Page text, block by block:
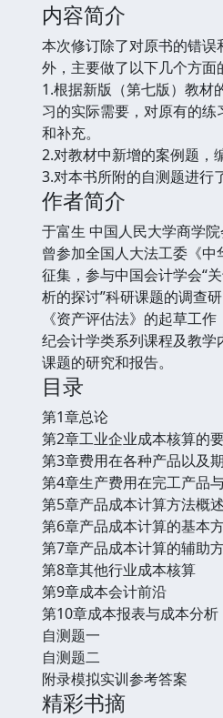
内容简介
本次修订除了对原书的错误
外，主要做了以下几个方面
1.根据新版（第七版）教材
习的实际需要，对原有的
和补充。
2.对教材中新增的案例题，
3.对本书所附的自测题进行
作者简介
于富生 中国人民大学商学
曾参加全国人大法工委《
征集，参与中国会计学会“
析的探讨”科研课题的调查
《资产评估法》的起草工
纪会计学类系列课程及教学
课题的研究和报告。
目录
第1章总论
第2章工业企业成本核算的
第3章费用在各种产品以及
第4章生产费用在完工产品
第5章产品成本计算方法概述
第6章产品成本计算的基本
第7章产品成本计算的辅助
第8章其他行业成本核算
第9章成本会计前沿
第10章成本报表与成本分析
自测题一
自测题二
附录模拟实训参考答案
精彩书摘